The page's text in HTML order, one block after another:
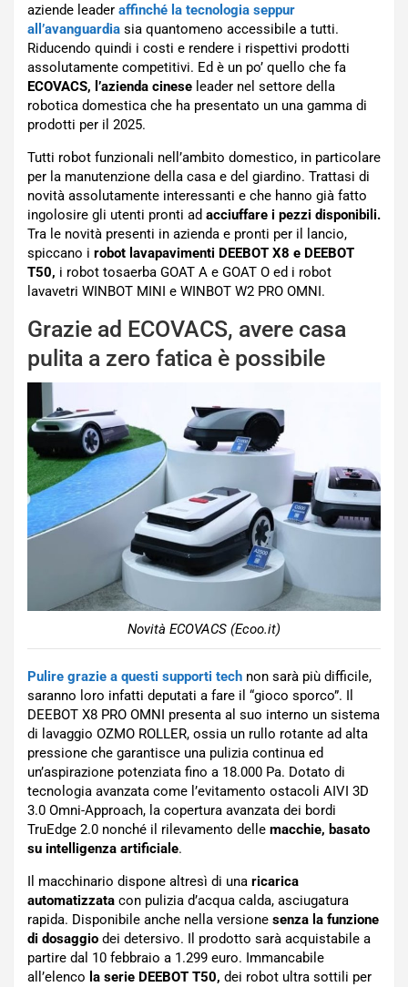
aziende leader affinché la tecnologia seppur
all’avanguardia sia quantomeno accessibile a tutti.
Riducendo quindi i costi e rendere i rispettivi prodotti
assolutamente competitivi. Ed è un po’ quello che fa
ECOVACS, l’azienda cinese leader nel settore della
robotica domestica che ha presentato un una gamma di
prodotti per il 2025.
Tutti robot funzionali nell’ambito domestico, in particolare
per la manutenzione della casa e del giardino. Trattasi di
novità assolutamente interessanti e che hanno già fatto
ingolosire gli utenti pronti ad acciuffare i pezzi disponibili.
Tra le novità presenti in azienda e pronti per il lancio,
spiccano i robot lavapavimenti DEEBOT X8 e DEEBOT
T50, i robot tosaerba GOAT A e GOAT O ed i robot
lavavetri WINBOT MINI e WINBOT W2 PRO OMNI.
Grazie ad ECOVACS, avere casa
pulita a zero fatica è possibile
Novità ECOVACS (Ecoo.it)
Pulire grazie a questi supporti tech non sarà più difficile,
saranno loro infatti deputati a fare il “gioco sporco”. Il
DEEBOT X8 PRO OMNI presenta al suo interno un sistema
di lavaggio OZMO ROLLER, ossia un rullo rotante ad alta
pressione che garantisce una pulizia continua ed
un’aspirazione potenziata fino a 18.000 Pa. Dotato di
tecnologia avanzata come l’evitamento ostacoli AIVI 3D
3.0 Omni-Approach, la copertura avanzata dei bordi
TruEdge 2.0 nonché il rilevamento delle macchie, basato
su intelligenza artificiale.
Il macchinario dispone altresì di una ricarica
automatizzata con pulizia d’acqua calda, asciugatura
rapida. Disponibile anche nella versione senza la funzione
di dosaggio dei detersivo. Il prodotto sarà acquistabile a
partire dal 10 febbraio a 1.299 euro. Immancabile
all’elenco la serie DEEBOT T50, dei robot ultra sottili per